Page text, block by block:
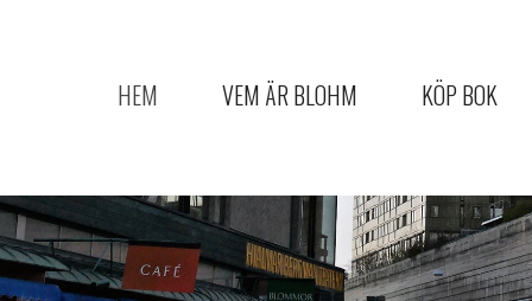
HEM VEM ÄR BLOHM KÖP BOK